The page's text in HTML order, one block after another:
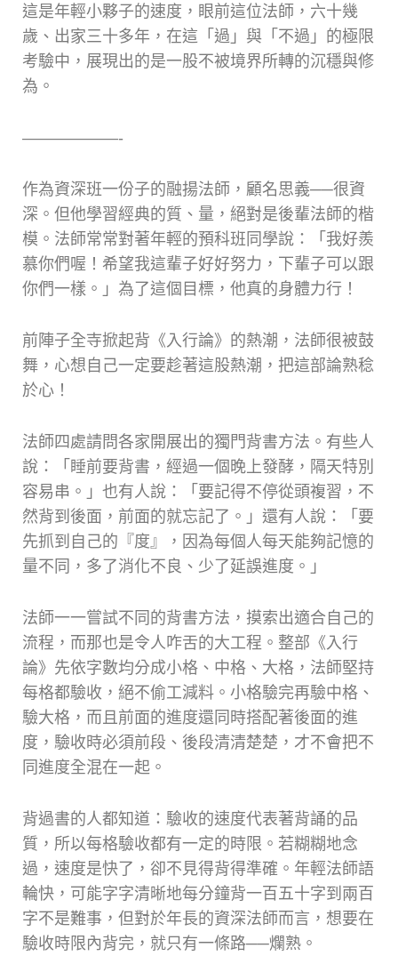
這是年輕小夥子的速度，眼前這位法師，六十幾
歲、出家三十多年，在這「過」與「不過」的極限
考驗中，展現出的是一股不被境界所轉的沉穩與修
為。
——————-
作為資深班一份子的融揚法師，顧名思義──很資
深。但他學習經典的質、量，絕對是後輩法師的楷
模。法師常常對著年輕的預科班同學說：「我好羨
慕你們喔！希望我這輩子好好努力，下輩子可以跟
你們一樣。」為了這個目標，他真的身體力行！
前陣子全寺掀起背《入行論》的熱潮，法師很被鼓
舞，心想自己一定要趁著這股熱潮，把這部論熟稔
於心！
法師四處請問各家開展出的獨門背書方法。有些人
說：「睡前要背書，經過一個晚上發酵，隔天特別
容易串。」也有人說：「要記得不停從頭複習，不
然背到後面，前面的就忘記了。」還有人說：「要
先抓到自己的『度』，因為每個人每天能夠記憶的
量不同，多了消化不良、少了延誤進度。」
法師一一嘗試不同的背書方法，摸索出適合自己的
流程，而那也是令人咋舌的大工程。整部《入行
論》先依字數均分成小格、中格、大格，法師堅持
每格都驗收，絕不偷工減料。小格驗完再驗中格、
驗大格，而且前面的進度還同時搭配著後面的進
度，驗收時必須前段、後段清清楚楚，才不會把不
同進度全混在一起。
背過書的人都知道：驗收的速度代表著背誦的品
質，所以每格驗收都有一定的時限。若糊糊地念
過，速度是快了，卻不見得背得準確。年輕法師語
輪快，可能字字清晰地每分鐘背一百五十字到兩百
字不是難事，但對於年長的資深法師而言，想要在
驗收時限內背完，就只有一條路──爛熟。